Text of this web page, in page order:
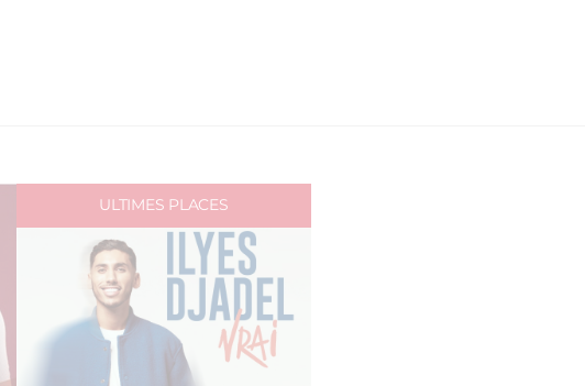
ULTIMES PLACES